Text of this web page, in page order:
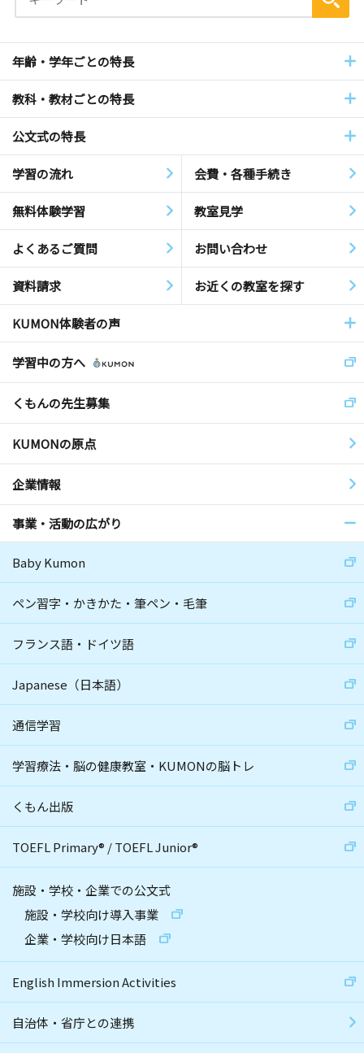
年齢・学年ごとの特長
教科・教材ごとの特長
公文式の特長
学習の流れ 会費・各種手続き
無料体験学習 教室見学
よくあるご質問 お問い合わせ
資料請求 お近くの教室を探す
KUMON体験者の声
学習中の方へ
くもんの先生募集
KUMONの原点
企業情報
事業・活動の広がり
Baby Kumon
ペン習字・かきかた・筆ペン・毛筆
フランス語・ドイツ語
Japanese（日本語）
通信学習
学習療法・脳の健康教室・KUMONの脳トレ
くもん出版
TOEFL Primary® /TOEFL Junior®
施設・学校・企業での公文式
施設・学校向け導入事業
企業・学校向け日本語
English Immersion Activities
自治体・省庁との連携